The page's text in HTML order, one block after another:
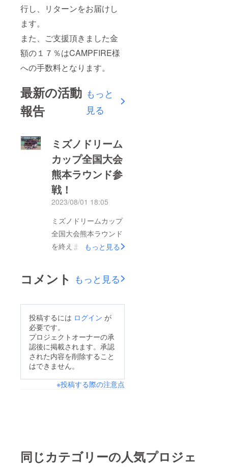
行し、リターンをお届けし
ます。
また、ご支援頂きました金
額の１７％はCAMPFIRE様
への手数料となります。
最新の活動
報告
もっと
見る
ミズノドリーム
カップ全国大会
熊本ラウンド参
戦！
2023/08/01 18:05
ミズノドリームカップ
全国大会熊本ラウンド
を終えました。皆さま
にありがとうございま
した。目標額に近い額
誠に感謝申し上げま
す。初の全国大会に、
右も左も分からぬま
ま、とにかく突き進ん
試合を終えることがで
進むことが出来ません
でしたが、3戦とも、
もっと見る
コメント もっと見る
投稿するには ログイン が
必要です。
プロジェクトオーナーの承
認後に掲載されます。承認
された内容を削除すること
はできません。
※投稿する際の注意点
同じカテゴリーの人気プロジェ